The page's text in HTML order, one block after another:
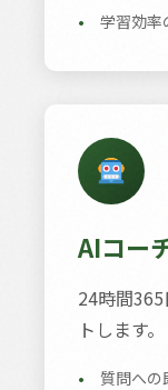
•
学習効率
AIコー
24時間
トします。
•
質問への